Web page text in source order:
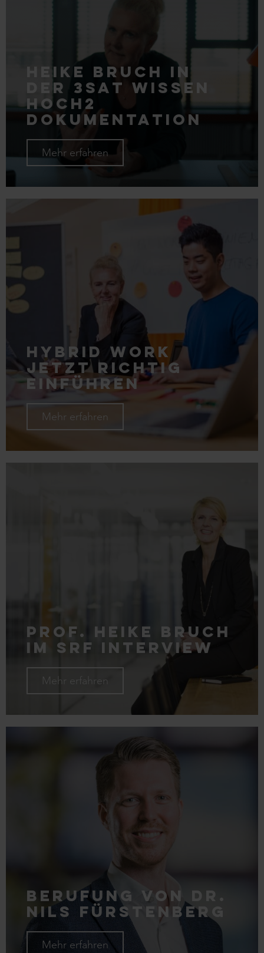
Heike Bruch in
der 3sat Wissen
Hoch2
Dokumentation
Mehr erfahren
Hybrid Work
jetzt richtig
einführen
Mehr erfahren
Prof. Heike Bruch
im SRF Interview
Mehr erfahren
Berufung von Dr.
Nils Fürstenberg
Mehr erfahren